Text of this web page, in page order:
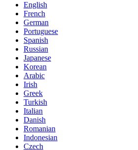
English
French
German
Portuguese
Spanish
Russian
Japanese
Korean
Arabic
Irish
Greek
Turkish
Italian
Danish
Romanian
Indonesian
Czech